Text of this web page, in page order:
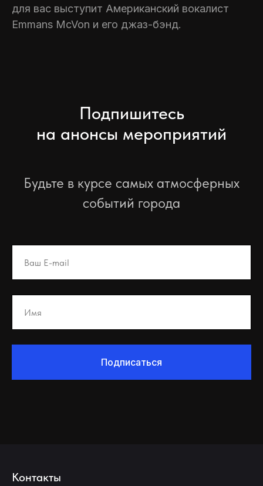
для вас выступит Американский вокалист
Emmans McVon и его джаз-бэнд.
Подпишитесь
на анонсы мероприятий
Будьте в курсе самых атмосферных
событий города
Подписаться
Контакты